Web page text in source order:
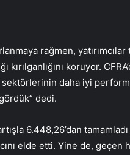
rağmen,
kırılganlığını koruyor.
daha iyi
dedi.
6.448,26’dan
elde etti. Yine de, geçen